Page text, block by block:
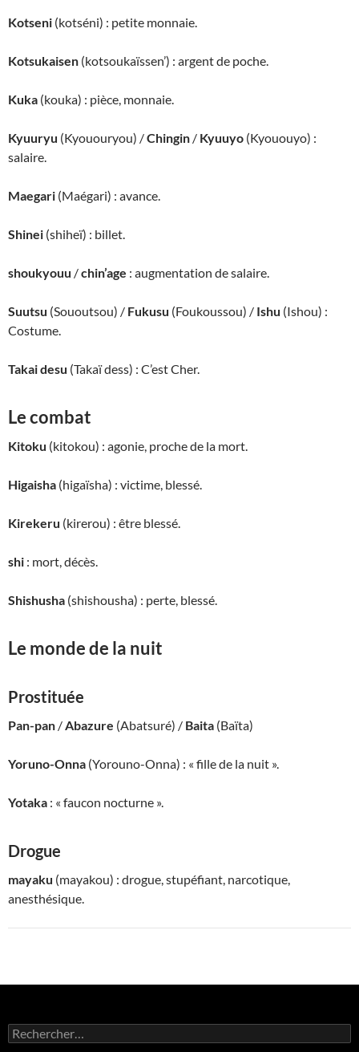
Kotseni (kotséni) : petite monnaie.
Kotsukaisen (kotsoukaïssen’) : argent de poche.
Kuka (kouka) : pièce, monnaie.
Kyuuryu (Kyououryou) /Chingin / Kyuuyo (Kyououyo) :
salaire.
Maegari (Maégari) : avance.
Shinei (shiheï) : billet.
shoukyouu /chin’age : augmentation de salaire.
Suutsu (Sououtsou) / Fukusu (Foukoussou) / Ishu (Ishou) :
Costume.
Takai desu (Takaï dess) : C’est Cher.
Le combat
Kitoku (kitokou) : agonie, proche de la mort.
Higaisha (higaïsha) : victime, blessé.
Kirekeru (kirerou) : être blessé.
shi : mort, décès.
Shishusha (shishousha) : perte, blessé.
Le monde de la nuit
Prostituée
Pan-pan /Abazure (Abatsuré) / Baita (Baïta)
Yoruno-Onna (Yorouno-Onna) : « fille de la nuit ».
Yotaka : « faucon nocturne ».
Drogue
mayaku (mayakou) : drogue, stupéfiant, narcotique,
anesthésique.
Rechercher :